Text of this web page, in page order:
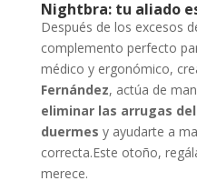
Nightbra: tu aliado
Después de los excesos
complemento perfecto
médico y ergonómico,
Fernández, actúa de
eliminar las arrugas
duermes y ayudarte a
correcta.Este otoño,
merece.